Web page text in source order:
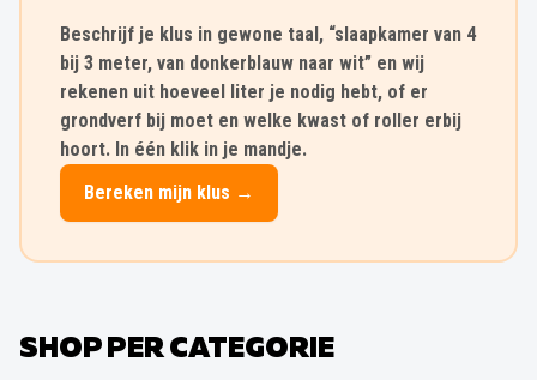
Beschrijf je klus in gewone taal, “slaapkamer van 4
bij 3 meter, van donkerblauw naar wit” en wij
rekenen uit hoeveel liter je nodig hebt, of er
grondverf bij moet en welke kwast of roller erbij
hoort. In één klik in je mandje.
Bereken mijn klus →
SHOP PER CATEGORIE